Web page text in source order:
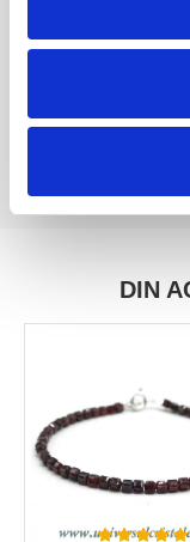
Bratara granat
2,8 mm
DIN